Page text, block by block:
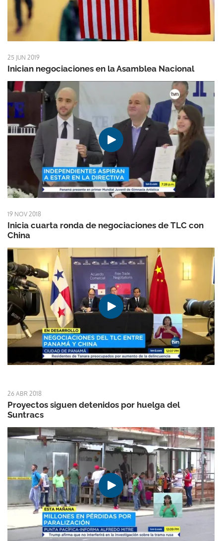
25 JUN 2019
Inician negociaciones en la Asamblea Nacional
19 NOV 2018
Inicia cuarta ronda de negociaciones de TLC con
China
26 ABR 2018
Proyectos siguen detenidos por huelga del
Suntracs